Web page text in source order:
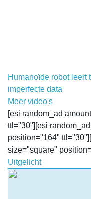
Humanoïde robot leert
imperfecte data
Meer video's
[esi random_ad
ttl="30"][esi
position="164"
size="square"
Uitgelicht